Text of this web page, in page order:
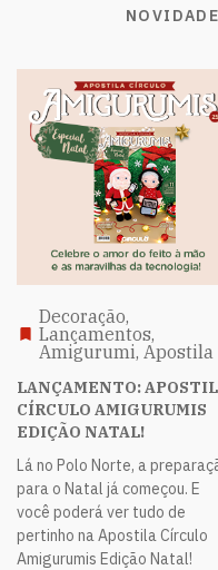
Decoração,
Lançamentos,
Amigurumi, Apostila
LANÇAMENTO:
CÍRCULO AMIGURUMIS
EDIÇÃO NATAL!
Lá no Polo Norte, a
para o Natal já começou. E
você poderá ver tudo de
pertinho na Apostila Círculo
Amigurumis Edição Natal!